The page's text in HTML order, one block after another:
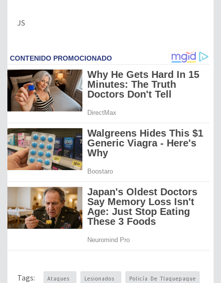
JS
Tags: Ataques Lesionados Policía De Tlaquepaque